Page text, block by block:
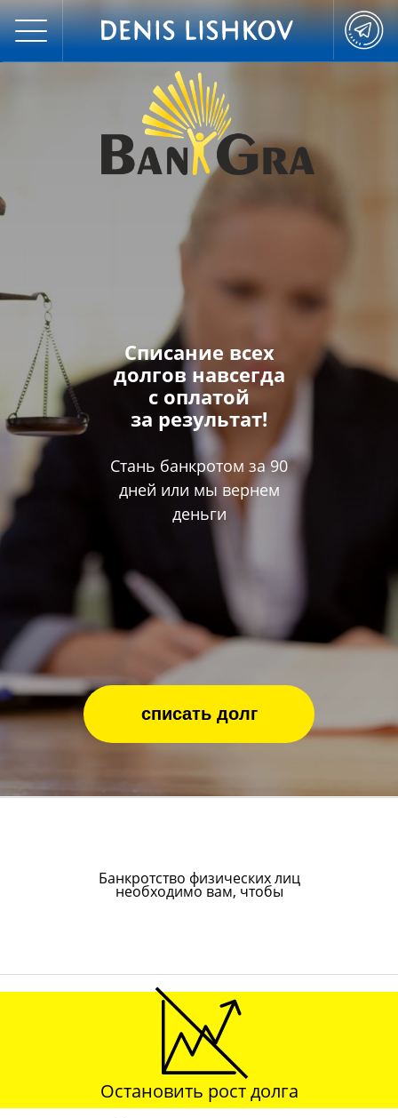
Списание всех
долгов навсегда
с оплатой
за результат!
Стань банкротом за 90
дней или мы вернем
деньги
списать долг
Банкротство физических лиц
необходимо вам, чтобы
Остановить рост долга